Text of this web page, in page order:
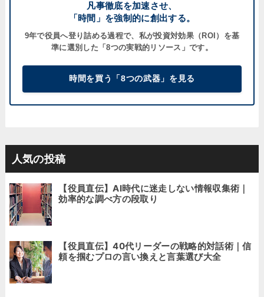
凡事徹底を加速させ、
「時間」を強制的に創出する。
9年で役員へ登り詰める過程で、私が投資対効果（ROI） を基
準に選別した「8つの実戦的リソース」です。
時間を買う「8つの武器」を見る
人気の投稿
【役員直伝】AI時代に迷走しない情報収集術｜
効率的な調べ方の段取り
【役員直伝】40代リーダーの戦略的対話術｜信
頼を掴むプロの言い換えと言葉選び大全